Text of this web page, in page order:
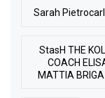
Sarah
StasH THE
COACH
MATTIA